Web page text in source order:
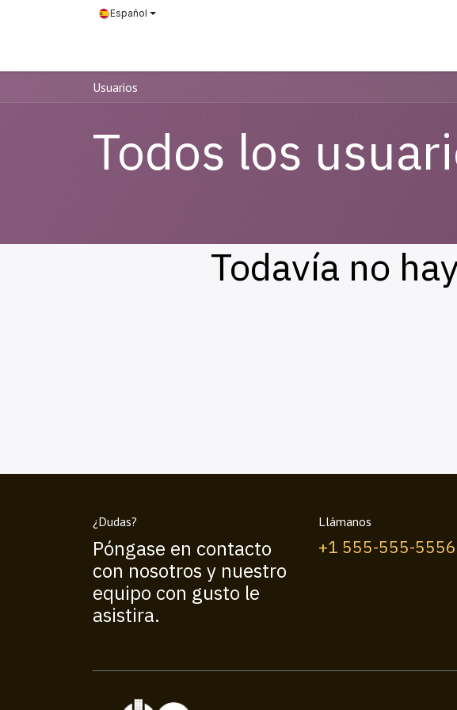
Español
Usuarios
Todos los
Todavía no
¿Dudas?
Póngase en contacto
con nosotros y nuestro
equipo con gusto le
asistira.
Llámanos
+1 555-555-5556